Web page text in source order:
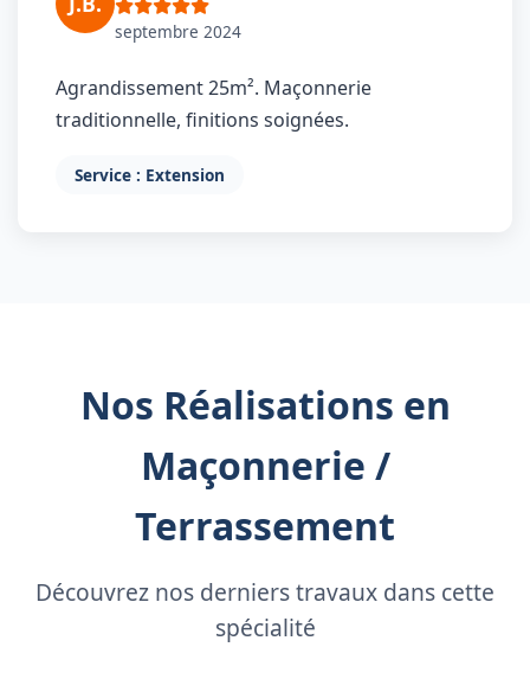
septembre 2024
Agrandissement 25m². Maçonnerie
traditionnelle, finitions soignées.
Service : Extension
Nos Réalisations en
Maçonnerie /
Terrassement
Découvrez nos derniers travaux dans cette
spécialité